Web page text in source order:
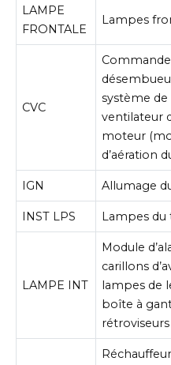
LAMPE
FRONTALE
Lampes
CVC
système
ventilateur
moteur
d’aération
IGN Allumage
INST LPS Lampes du
LAMPE INT
Module
carillons
lampes de
boîte à